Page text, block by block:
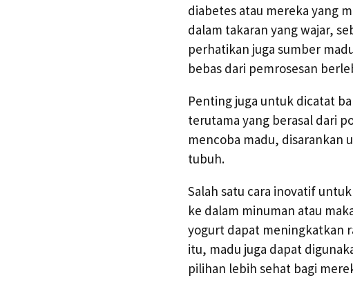
diabetes atau mereka yang
dalam takaran yang wajar,
perhatikan juga sumber
bebas dari pemrosesan
Penting juga untuk dicatat
terutama yang berasal dari
mencoba madu, disarankan
tubuh.
Salah satu cara inovatif
ke dalam minuman atau
yogurt dapat meningkatkan
itu, madu juga dapat
pilihan lebih sehat bagi